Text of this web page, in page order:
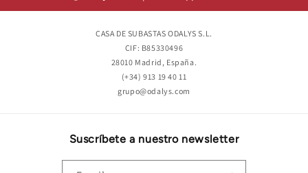
CASA DE SUBASTAS ODALYS S.L.
CIF: B85330496
28010 Madrid, España.
(+34) 913 19 40 11
grupo@odalys.com
Suscríbete a nuestro newsletter